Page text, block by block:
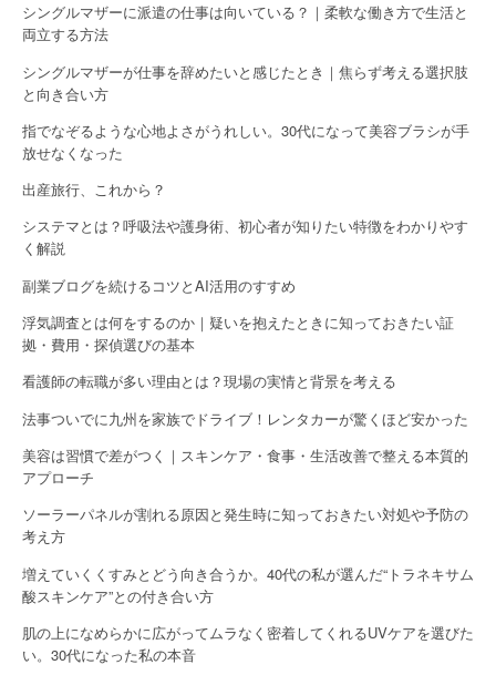
シングルマザーに派遣の仕事は向いている？｜柔軟な働き方で生活と
両立する方法
シングルマザーが仕事を辞めたいと感じたとき｜焦らず考える選択肢
と向き合い方
指でなぞるような心地よさがうれしい。30代になって美容ブラシが手
放せなくなった
出産旅行、これから？
システマとは？呼吸法や護身術、初心者が知りたい特徴をわかりやす
く解説
副業ブログを続けるコツとAI活用のすすめ
浮気調査とは何をするのか｜疑いを抱えたときに知っておきたい証
拠・費用・探偵選びの基本
看護師の転職が多い理由とは？現場の実情と背景を考える
法事ついでに九州を家族でドライブ！レンタカーが驚くほど安かった
美容は習慣で差がつく｜スキンケア・食事・生活改善で整える本質的
アプローチ
ソーラーパネルが割れる原因と発生時に知っておきたい対処や予防の
考え方
増えていくくすみとどう向き合うか。40代の私が選んだ“トラネキサム
酸スキンケア”との付き合い方
肌の上になめらかに広がってムラなく密着してくれるUVケアを選びた
い。30代になった私の本音